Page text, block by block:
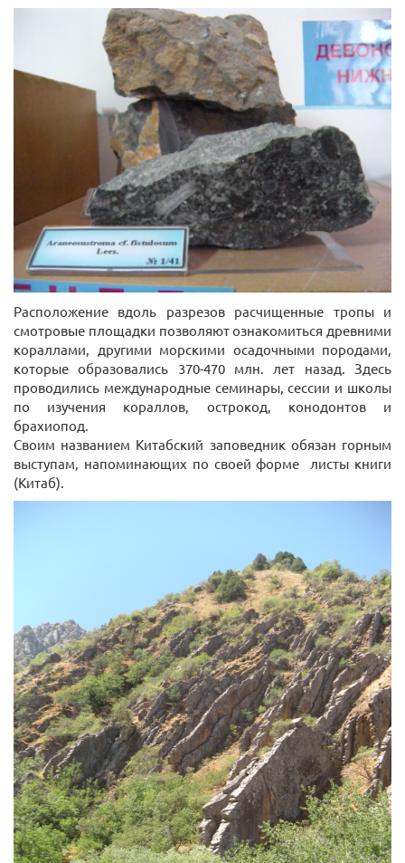
Расположение вдоль разрезов расчищенные тропы и
смотровые площадки позволяют ознакомиться древними
кораллами, другими морскими осадочными породами,
которые образовались 370-470 млн. лет назад. Здесь
проводились международные семинары, сессии и школы
по изучения кораллов, острокод, конодонтов и
брахиопод.
Своим названием Китабский заповедник обязан горным
выступам, напоминающих по своей форме листы книги
(Китаб).